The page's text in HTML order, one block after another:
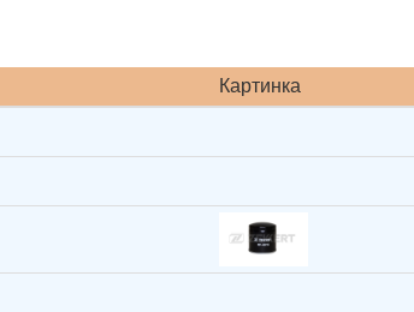
Картинка